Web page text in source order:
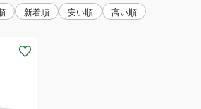
新着順 安い順 高い順